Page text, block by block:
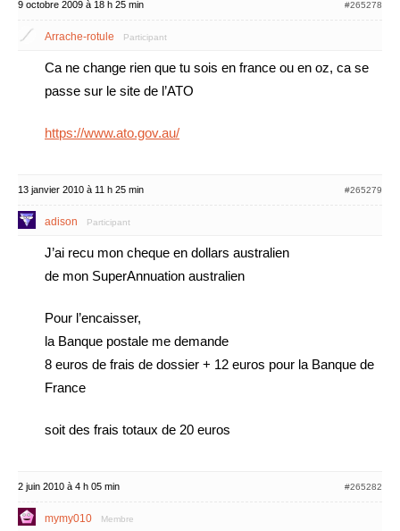
9 octobre 2009 à 18 h 25 min #265278
Arrache-rotule Participant
Ca ne change rien que tu sois en france ou en oz, ca se
passe sur le site de l’ATO
https://www.ato.gov.au/
13 janvier 2010 à 11 h 25 min #265279
adison Participant
J’ai recu mon cheque en dollars australien
de mon SuperAnnuation australien
Pour l’encaisser,
la Banque postale me demande
8 euros de frais de dossier + 12 euros pour la Banque de
France
soit des frais totaux de 20 euros
2 juin 2010 à 4 h 05 min #265282
mymy010 Membre